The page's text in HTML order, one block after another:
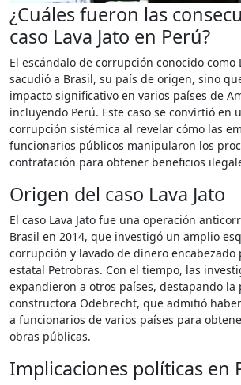
¿Cuáles fueron las
caso Lava Jato en Perú?
El escándalo de corrupción conocido como Lava Jato no solo
sacudió a Brasil, su país de origen, sino
impacto significativo en varios países de
incluyendo Perú. Este caso se convirtió en
corrupción sistémica al revelar cómo las
funcionarios públicos manipularon los
contratación para obtener beneficios
Origen del caso Lava Jato
El caso Lava Jato fue una operación
Brasil en 2014, que investigó un amplio
corrupción y lavado de dinero encabezado
estatal Petrobras. Con el tiempo, las
expandieron a otros países, destapando la
constructora Odebrecht, que admitió
a funcionarios de varios países para
obras públicas.
Implicaciones políticas en